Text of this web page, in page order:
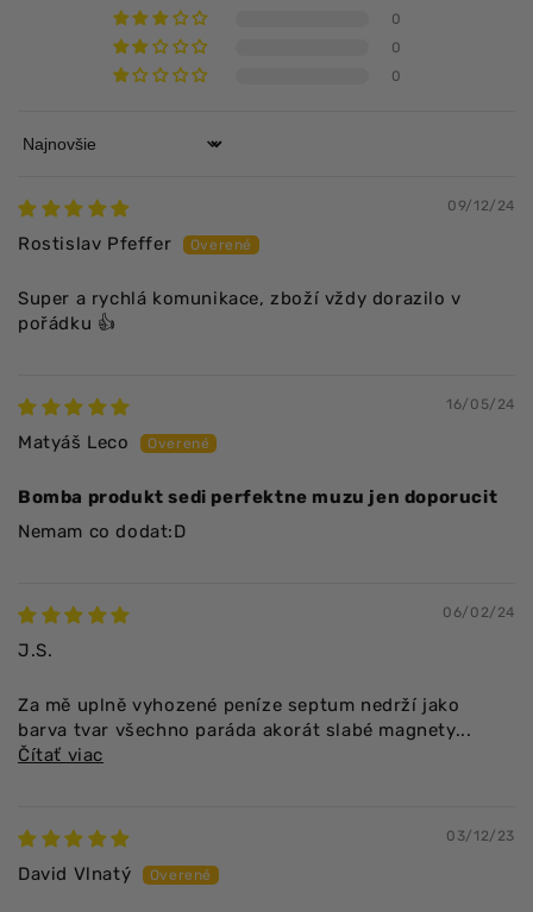
0
0
0
Sort by
09/12/24
Rostislav Pfeffer
Super a rychlá komunikace, zboží vždy dorazilo v
pořádku 👍
16/05/24
Matyáš Leco
Bomba produkt sedi perfektne muzu jen doporucit
Nemam co dodat:D
06/02/24
J.S.
Za mě uplně vyhozené peníze septum nedrží jako
barva tvar všechno paráda akorát slabé magnety...
Čítať viac
03/12/23
David Vlnatý